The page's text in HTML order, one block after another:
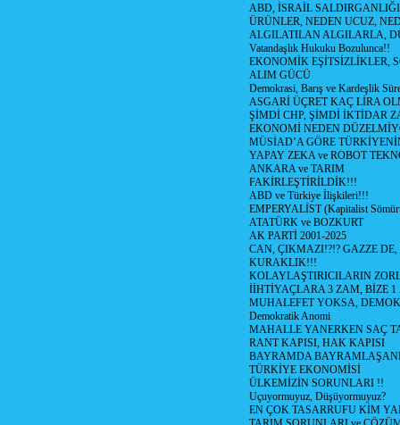
ABD, İSRAİL SALDIRGANLIĞI
ÜRÜNLER, NEDEN UCUZ,
ALGILATILAN ALGILARLA,
Vatandaşlık Hukuku Bozulunca!!
EKONOMİK EŞİTSİZLİKLER,
ALIM GÜCÜ
Demokrasi, Barış ve Kardeşlik
ASGARİ ÜÇRET KAÇ LİRA
ŞİMDİ CHP, ŞİMDİ İKTİDAR
EKONOMİ NEDEN
MÜSİAD’A GÖRE
YAPAY ZEKA ve ROBOT
ANKARA ve TARIM
FAKİRLEŞTİRİLDİK!!!
ABD ve Türkiye İlişkileri!!!
EMPERYALİST (Kapitalist
ATATÜRK ve BOZKURT
AK PARTİ 2001-2025
CAN, ÇIKMAZI!?!? GAZZE
KURAKLIK!!!
KOLAYLAŞTIRICILARIN
İİHTİYAÇLARA 3 ZAM, BİZE
MUHALEFET YOKSA,
Demokratik Anomi
MAHALLE YANERKEN SAÇ
RANT KAPISI, HAK KAPISI
BAYRAMDA
TÜRKİYE EKONOMİSİ
ÜLKEMİZİN SORUNLARI !!
Uçuyormuyuz, Düşüyormuyuz?
EN ÇOK TASARRUFU KİM